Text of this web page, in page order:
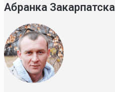
Абранка